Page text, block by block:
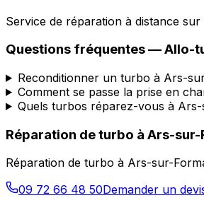
Service de réparation à distance
Questions fréquentes —Allo-
Reconditionner un turbo à Ars-
Comment se passe la prise en
Quels turbos réparez-vous à
Réparation de turbo à Ars-sur-
Réparation de turbo à Ars-sur-
09 72 66 48 50Demander un